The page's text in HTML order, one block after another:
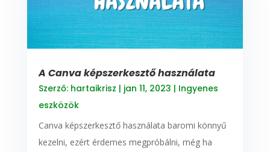
A Canva képszerkesztő használata
Szerző: hartaikrisz | jan 11, 2023 | Ingyenes
eszközök
Canva képszerkesztő használata baromi könnyű
kezelni, ezért érdemes megpróbálni, még ha